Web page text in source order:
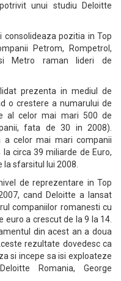
unui studiu Deloitte
consolideaza pozitia in Top
Petrom, Rompetrol,
Metro raman lideri de
prezenta in mediul de
o crestere a numarului de
al celor mai mari 500 de
fata de 30 in 2008).
celor mai mari companii
circa 39 miliarde de Euro,
sfarsitul lui 2008.
de reprezentare in Top
cand Deloitte a lansat
companiilor romanesti cu
a crescut de la 9 la 14.
din acest an a doua
rezultate dovedesc ca
si incepe sa isi exploateze
Romania, George